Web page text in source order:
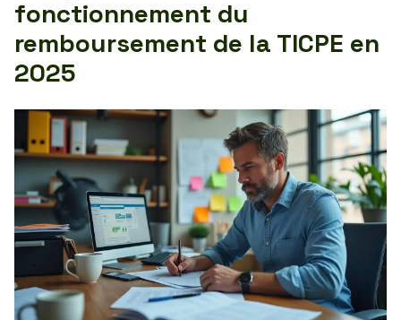
fonctionnement du
remboursement de la TICPE en
2025